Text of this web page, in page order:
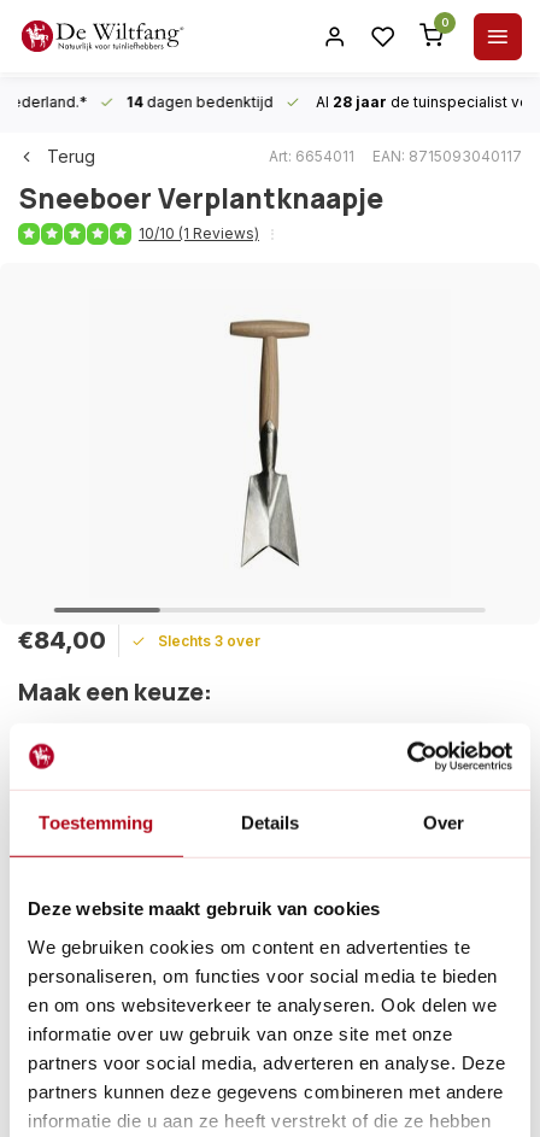
Toestemming Details Over
Deze website maakt gebruik van cookies
We gebruiken cookies om content en advertenties te
personaliseren, om functies voor social media te bieden
en om ons websiteverkeer te analyseren. Ook delen we
informatie over uw gebruik van onze site met onze
partners voor social media, adverteren en analyse. Deze
partners kunnen deze gegevens combineren met andere
informatie die u aan ze heeft verstrekt of die ze hebben
0
14dagen bedenktijd Al 28 jaar de tuinspecialist
Terug Art: 6654011 EAN: 8715093040117
SneeboerVerplantknaapje
10/10 (1 Reviews)
€84,00 Slechts 3 over
Maak een keuze:
Levertijd: 1 - 2 werkdagen
Vandaag verzonden?
Je hebt nog:
Het Sneeboer verplantknaapje heeft een uniek V-vormig blad
graven en planten gemakkelijk wordt.
Betaal achteraf met Riverty.
Gratis verzenden vanaf € 60 in België en Nederland.*
14 dagen bedenktijd
Al28 jaar de tuinspecialist voor tuinliefhebbers
Nieuw:Haal je bestelling in Wilnis bij ons op!